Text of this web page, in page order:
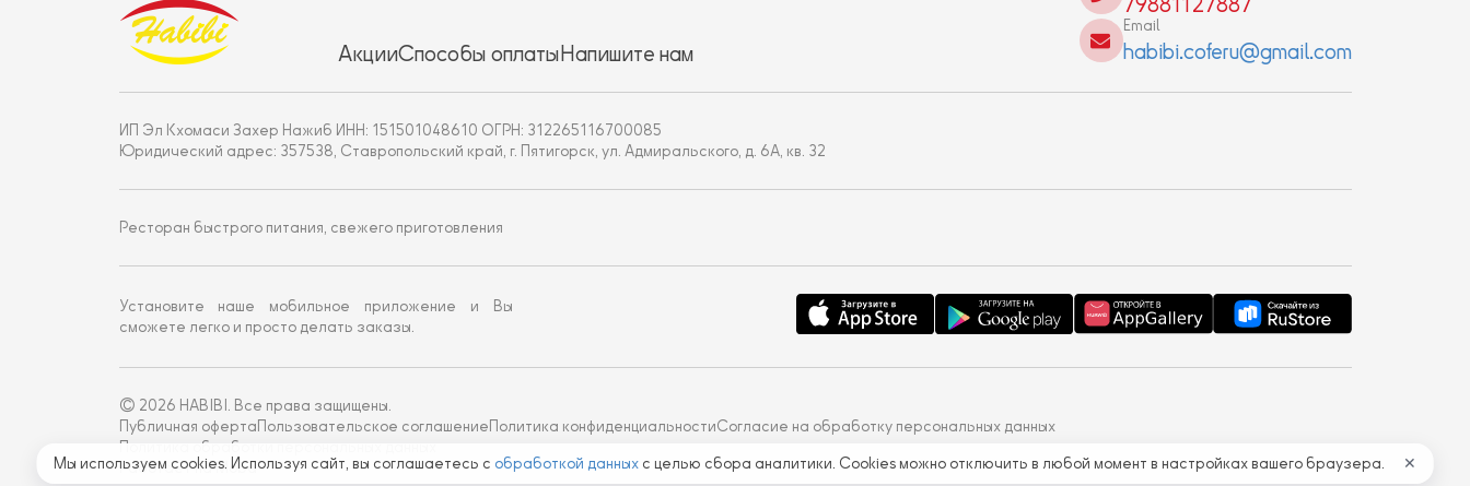
АкцииСпособы оплатыНапишите нам
Email
habibi.coferu@gmail.com
ИП Эл Кхомаси Захер Нажиб ИНН: 151501048610 ОГРН: 312265116700085
Юридический адрес: 357538, Ставропольский край, г. Пятигорск, ул. Адмиральского, д. 6А, кв. 32
Ресторан быстрого питания, свежего приготовления
Установите наше мобильное приложение и Вы
сможете легко и просто делать заказы.
© 2026 HABIBI. Все права защищены.
Публичная оферта Пользовательское соглашение Политика конфиденциальностиСогласие на обработку персональных данных
Политика обработки персональных данных
Работает на Moba
Мы используем cookies. Используя сайт, вы соглашаетесь с обработкой данных с целью сбора аналитики. Cookies можно отключить в любой момент в настройках вашего браузера. ✕